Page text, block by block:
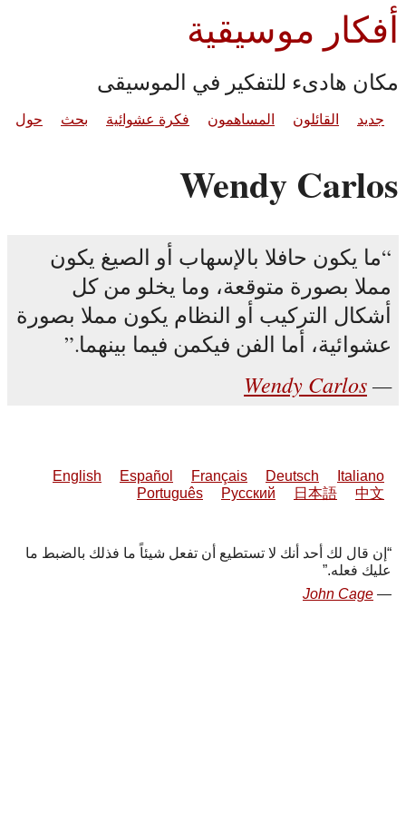
أفكار موسيقية
مكان هادىء للتفكير في الموسيقى
جديد القائلون المساهمون فكرة عشوائية بحث حول
Wendy Carlos
ما يكون حافلا بالإسهاب أو الصيغ يكون
مملا بصورة متوقعة، وما يخلو من كل
أشكال التركيب أو النظام يكون مملا بصورة
عشوائية، أما الفن فيكمن فيما بينهما.
Wendy Carlos
English Español Français Deutsch
Italiano
Português
Русский 日本語 中文
إن قال لك أحد أنك لا تستطيع أن تفعل شيئاً ما فذلك بالضبط ما
عليك فعله.
John Cage